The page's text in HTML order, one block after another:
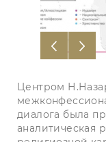
Центром
диалога была
аналитическая